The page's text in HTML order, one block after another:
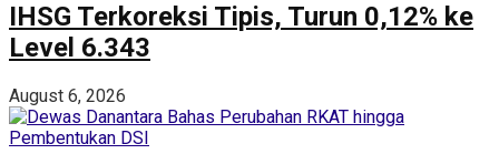
IHSG Terkoreksi Tipis, Turun 0,12% ke
Level 6.343
August 6, 2026